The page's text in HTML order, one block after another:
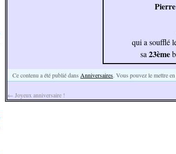
qui a soufflé
sa23ème
Ce contenu a été publié dans Anniversaires. Vous pouvez le mettre
← Joyeux anniversaire !